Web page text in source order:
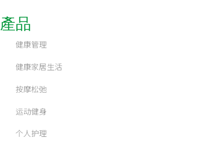
產品
健康管理
健康家居生活
按摩松弛
运动健身
个人护理